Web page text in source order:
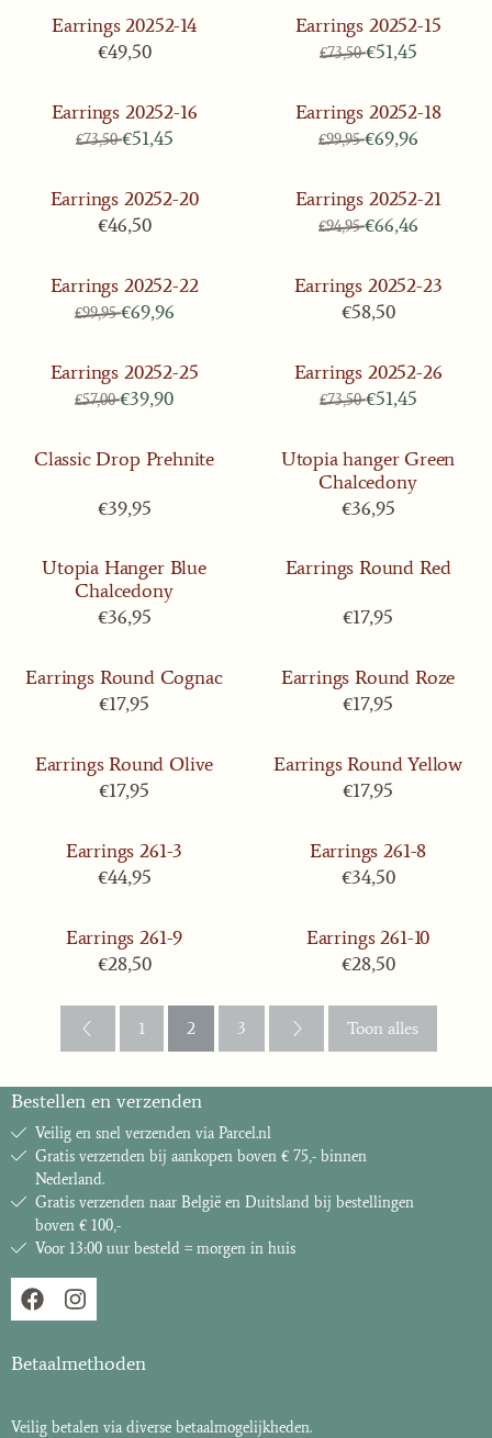
Earrings 20252-14
Prijs: 49,50
€49,50
Earrings 20252-15
Van 73,50 voor
€73,50€51,45
Earrings 20252-16
Van 73,50 voor 51,45
€73,50€51,45
Earrings 20252-18
Van 99,95 voor
€99,95€69,96
Earrings 20252-20
Prijs: 46,50
€46,50
Earrings 20252-21
Van 94,95 voor
€94,95€66,46
Earrings 20252-22
Van 99,95 voor 69,96
€99,95€69,96
Earrings 20252-23
Prijs: 58,50
€58,50
Earrings 20252-25
Van 57,00 voor 39,90
€57,00€39,90
Earrings 20252-26
Van 73,50 voor
€73,50€51,45
Classic Drop Prehnite
Prijs: 39,95
€39,95
Utopia hanger Green
Chalcedony
Prijs: 36,95
€36,95
Utopia Hanger Blue
Chalcedony
Prijs: 36,95
€36,95
Earrings Round Red
Prijs: 17,95
€17,95
Earrings Round Cognac
Prijs: 17,95
€17,95
Earrings Round Roze
Prijs: 17,95
€17,95
Earrings Round Olive
Prijs: 17,95
€17,95
Earrings Round Yellow
Prijs: 17,95
€17,95
Earrings 261-3
Prijs: 44,95
€44,95
Earrings 261-8
Prijs: 34,50
€34,50
Earrings 261-9
Prijs: 28,50
€28,50
Earrings 261-10
Prijs: 28,50
€28,50
1 2 3 Toon alles
Bestellen en verzenden
Veilig en snel verzenden via Parcel.nl
Gratis verzenden bij aankopen boven € 75,- binnen
Nederland.
Gratis verzenden naar België en Duitsland bij bestellingen
boven € 100,-
Voor 13:00 uur besteld = morgen in huis
Betaalmethoden
Veilig betalen via diverse betaalmogelijkheden.